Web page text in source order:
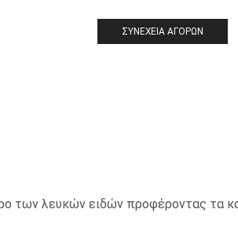
ΣΥΝΈΧΕΙΑ ΑΓΟΡΏΝ
των λευκών ειδών προφέροντας τα